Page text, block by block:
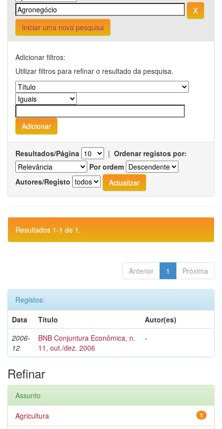
Iniciar uma nova pesquisa
Adicionar filtros:
Utilizar filtros para refinar o resultado da pesquisa.
Resultados/Página | Ordenar registos por:
Por ordem
Autores/Registo
Resultados 1-1 de 1.
Anterior 1 Próxima
Registos:
Data
Título
Autor(es)
2006-
12
BNB Conjuntura Econômica, n.
11, out./dez. 2006
-
Refinar
Assunto
1
Agricultura